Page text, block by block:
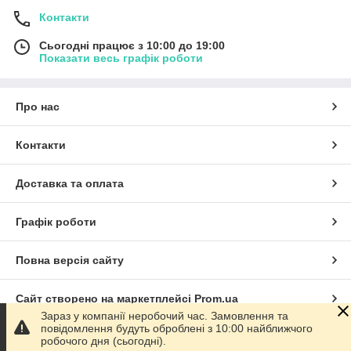
Контакти
Сьогодні працює з 10:00 до 19:00
Показати весь графік роботи
Про нас
Контакти
Доставка та оплата
Графік роботи
Повна версія сайту
Сайт створено на маркетплейсі Prom.ua
Політика конфіденційності
Зараз у компанії неробочий час. Замовлення та
повідомлення будуть оброблені з 10:00 найближчого
робочого дня (сьогодні).